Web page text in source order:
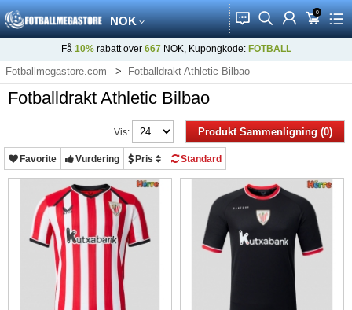
NOK 󰂱 󰂨 󰃳 0
󰃦 󰃖
Få 10%rabatt over 667NOK, Kupongkode: FOTBALL
Fotballmegastore.com Fotballdrakt Athletic Bilbao
Fotballdrakt Athletic Bilbao
Produkt Sammenligning (0)
Vis:
Favorite Vurdering Pris Standard